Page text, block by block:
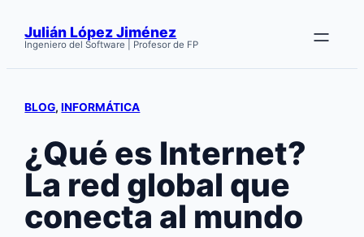
contenido
Julián López Jiménez
Ingeniero del Software | Profesor de FP
BLOG, INFORMÁTICA
¿Qué es Internet?
La red global que
conecta al mundo